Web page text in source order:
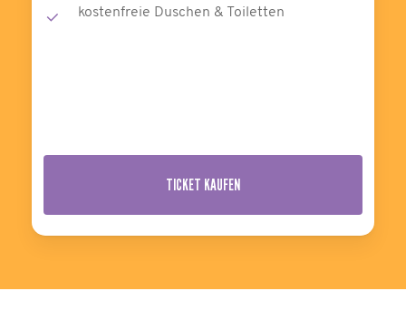
kostenfreie Duschen & Toiletten
TICKET KAUFEN